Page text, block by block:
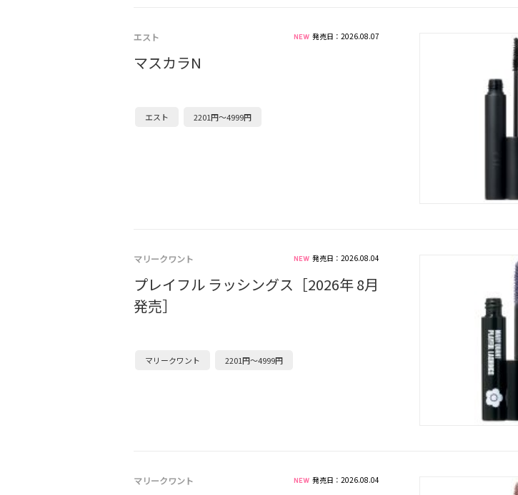
エスト 発売日：2026.08.07
マスカラN
エスト 2201円～4999円
マリークワント 発売日：2026.08.04
プレイフル ラッシングス［2026年 8月
発売］
マリークワント 2201円～4999円
マリークワント 発売日：2026.08.04